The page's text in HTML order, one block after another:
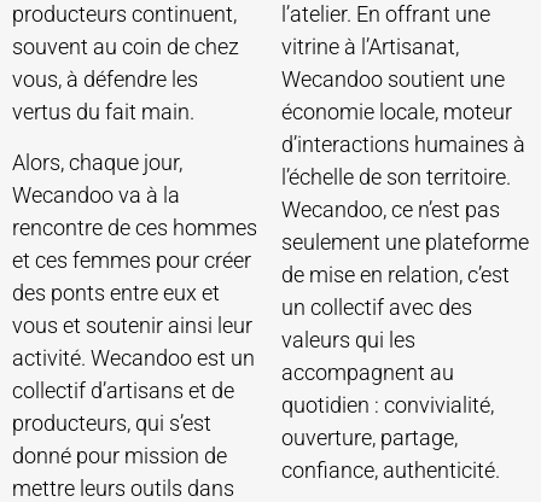
producteurs continuent,
souvent au coin de chez
vous, à défendre les
vertus du fait main.
Alors, chaque jour,
Wecandoo va à la
rencontre de ces hommes
et ces femmes pour créer
des ponts entre eux et
vous et soutenir ainsi leur
activité. Wecandoo est un
collectif d’artisans et de
producteurs, qui s’est
donné pour mission de
mettre leurs outils dans
l’atelier. En offrant une
vitrine à l’Artisanat,
Wecandoo soutient une
économie locale, moteur
d’interactions humaines à
l’échelle de son territoire.
Wecandoo, ce n’est pas
seulement une plateforme
de mise en relation, c’est
un collectif avec des
valeurs qui les
accompagnent au
quotidien : convivialité,
ouverture, partage,
confiance, authenticité.